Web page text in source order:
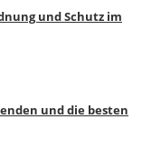
und Schutz im
und die besten